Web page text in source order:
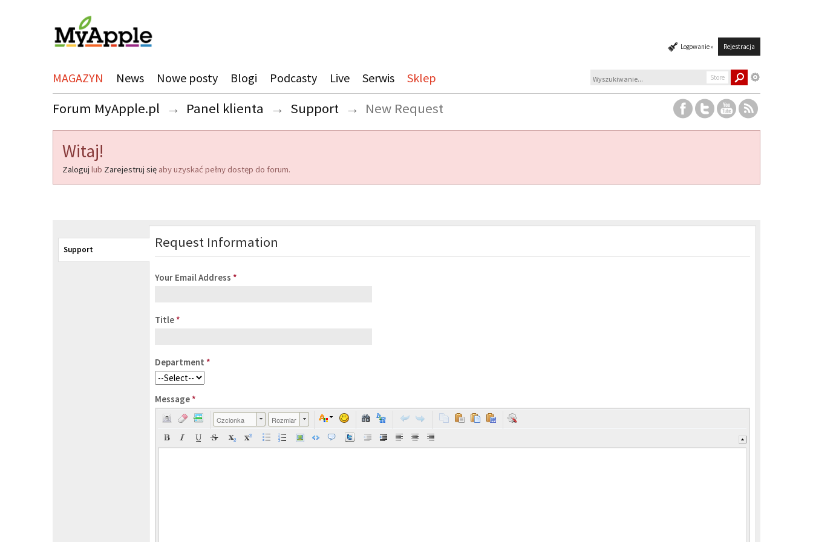
Logowanie » Rejestracja
MAGAZYN News Nowe posty Blogi Podcasty Live Serwis Sklep Store
Forum MyApple.pl → Panel klienta → Support → New Request
Witaj!
Zaloguj lub Zarejestruj się aby uzyskać pełny dostęp do forum.
Support Request Information
Your Email Address *
Title *
Department *
Message *
Czcionka Rozmiar